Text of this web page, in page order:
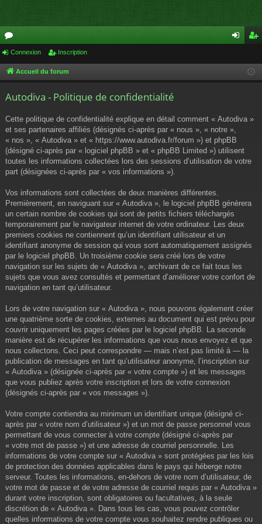
or
u cri
Connexion Inscription
Accueil du forum
Autodiva - Politique de confidentialité
Cette politique de confidentialité explique en détail comment « Autodiva »
et ses partenaires affiliés (désignés ci-après par « nous », « notre »,
« nos », « Autodiva » et « https://www.autodiva.fr/forum ») et phpBB
(désigné ci-après par « logiciel phpBB » et « phpBB Limited ») utilisent
toutes les informations collectées lors des sessions d’utilisation de votre
part (désignées ci-après par « vos informations »).
Vos informations sont collectées de deux manières différentes.
Premièrement, en naviguant sur « Autodiva », le logiciel phpBB génèrera
un certain nombre de cookies qui sont de petits fichiers téléchargés
temporairement par le navigateur internet de votre ordinateur. Les deux
premiers cookies ne contiennent qu’un identifiant utilisateur et un
identifiant anonyme de session qui vous sont automatiquement assignés
par le logiciel phpBB. Un troisième cookie sera créé lors de votre
navigation sur les sujets de « Autodiva », archivant de ce fait tous les
sujets que vous avez consultés et permettant d’améliorer votre confort de
navigation en tant qu’utilisateur.
Lors de votre navigation sur « Autodiva », nous pouvons également créer
une quatrième sorte de cookies, externes au document qui est prévu pour
couvrir uniquement les pages créées par le logiciel phpBB. La seconde
manière est de récupérer les informations que vous nous envoyez et que
nous collectons. Ceci peut correspondre — mais n’est pas limité à — la
publication de messages en tant qu’utilisateur anonyme, l’inscription sur
« Autodiva » (désignée ci-après par « votre compte ») et les messages
que vous publiez après votre inscription et lors de votre connexion
(désignés ci-après par « vos messages »).
Votre compte contiendra au minimum un identifiant unique (désigné ci-
après par « votre nom d’utilisateur ») et un mot de passe personnel vous
permettant de vous connecter à votre compte (désigné ci-après par
« votre mot de passe ») et une adresse de courriel personnelle. Les
informations de votre compte sur « Autodiva » sont protégées par les lois
de protection des données applicables dans le pays qui héberge notre
serveur. Toutes les informations, en-dehors de votre nom d’utilisateur, de
votre mot de passe et de votre adresse de courriel requis par « Autodiva »
durant votre inscription, sont obligatoires ou facultatives, à la seule
discrétion de « Autodiva ». Dans tous les cas, vous pouvez contrôler
quelles informations de votre compte vous souhaitez rendre publiques ou